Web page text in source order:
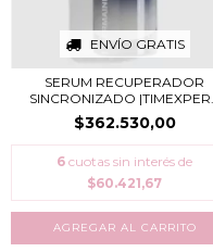
ENVÍO GRATIS
SERUM RECUPERADOR
SINCRONIZADO |TIMEXPER...
$362.530,00
6 cuotas sin interés de
$60.421,67